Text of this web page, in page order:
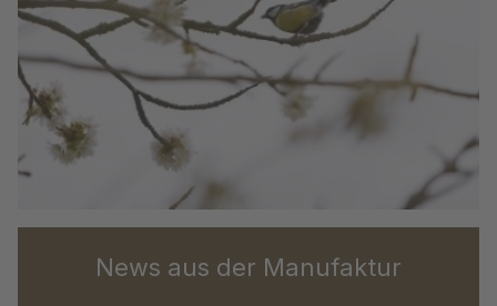
News aus der Manufaktur